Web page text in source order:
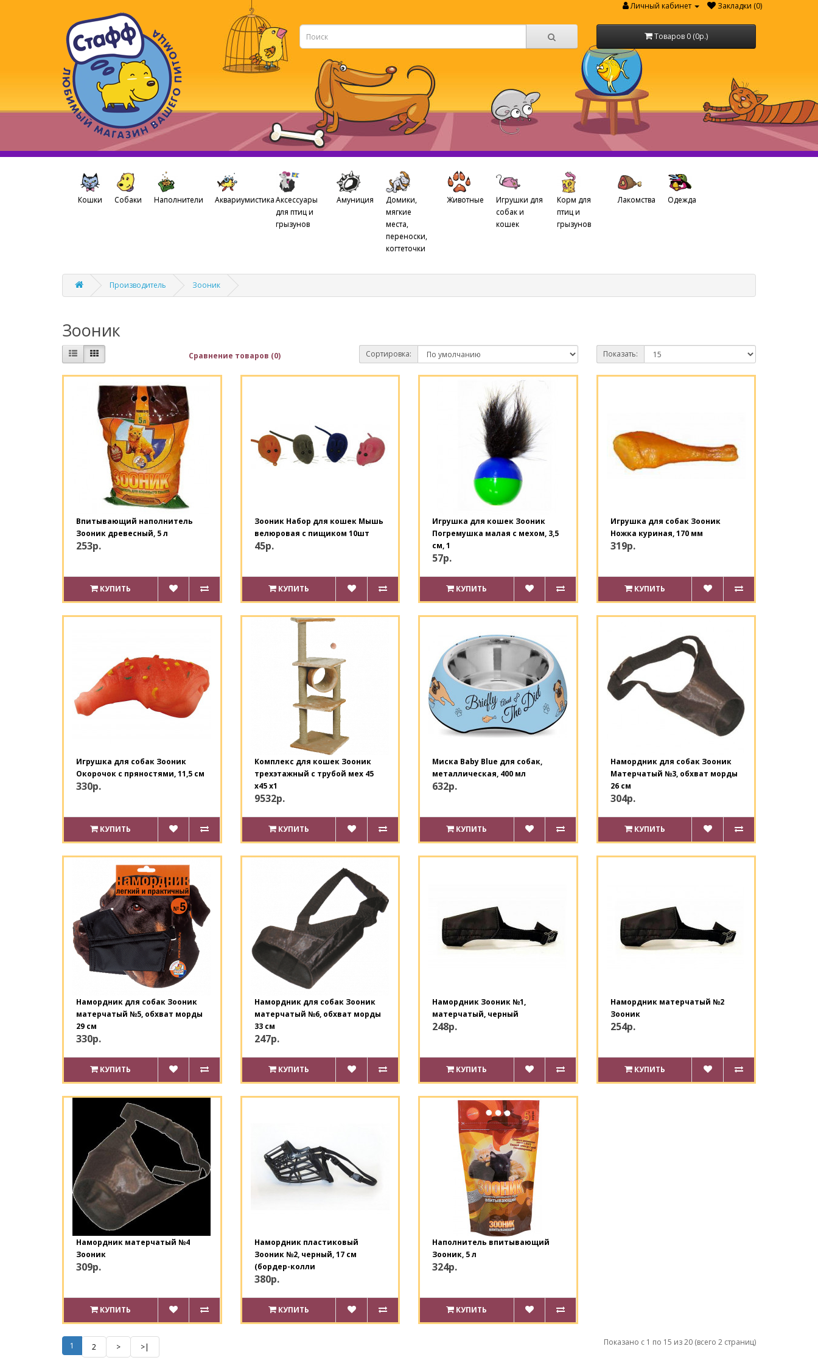
Личный кабинет Закладки (0)
Товаров 0 (0р.)
Кошки Собаки Наполнители АквариумистикаАксессуары
для птиц и
грызунов
Амуниция
Домики,
мягкие
места,
переноски,
когтеточки
Животные
Игрушки для
собак и
кошек
Корм для
птиц и
грызунов
Лакомства Одежда
Производитель Зооник
Зооник
Сравнение товаров (0) Сортировка: Показать:
Впитывающий наполнитель
Зооник древесный, 5 л
253р.
КУПИТЬ
Зооник Набор для кошек Мышь
велюровая с пищиком 10шт
45р.
КУПИТЬ
Игрушка для кошек Зооник
Погремушка малая с мехом, 3,5
см, 1
57р.
КУПИТЬ
Игрушка для собак Зооник
Ножка куриная, 170 мм
319р.
КУПИТЬ
Игрушка для собак Зооник
Окорочок с пряностями, 11,5 см
330р.
КУПИТЬ
Комплекс для кошек Зооник
трехэтажный с трубой мех 45
х45 х1
9532р.
КУПИТЬ
Миска Baby Blue для собак,
металлическая, 400 мл
632р.
КУПИТЬ
Намордник для собак Зооник
Матерчатый №3, обхват морды
26 см
304р.
КУПИТЬ
Намордник для собак Зооник
матерчатый №5, обхват морды
29 см
330р.
КУПИТЬ
Намордник для собак Зооник
матерчатый №6, обхват морды
33 см
247р.
КУПИТЬ
Намордник Зооник №1,
матерчатый, черный
248р.
КУПИТЬ
Намордник матерчатый №2
Зооник
254р.
КУПИТЬ
Намордник матерчатый №4
Зооник
309р.
КУПИТЬ
Намордник пластиковый
Зооник №2, черный, 17 см
(бордер-колли
380р.
КУПИТЬ
Наполнитель впитывающий
Зооник, 5 л
324р.
КУПИТЬ
1 2 > >| Показано с 1 по 15 из 20 (всего 2 страниц)